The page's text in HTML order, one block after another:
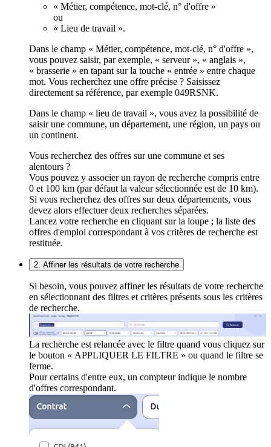
« Métier, compétence, mot-clé, n° d'offre »
ou
« Lieu de travail ».
Dans le champ « Métier, compétence, mot-clé, n° d'offre »,
vous pouvez saisir, par exemple, « serveur », « anglais »,
« brasserie » en tapant sur la touche « entrée » entre chaque
mot. Vous recherchez une offre précise ? Saisissez
directement sa référence, par exemple 049RSNK.
Dans le champ « lieu de travail », vous avez la possibilité de
saisir une commune, un département, une région, un pays ou
un continent.
Vous recherchez des offres sur une commune et ses
alentours ?
Vous pouvez y associer un rayon de recherche compris entre
0 et 100 km (par défaut la valeur sélectionnée est de 10 km).
Si vous recherchez des offres sur deux départements, vous
devez alors effectuer deux recherches séparées.
Lancez votre recherche en cliquant sur la loupe ; la liste des
offres d'emploi correspondant à vos critères de recherche est
restituée.
2. Affiner les résultats de votre recherche
Si besoin, vous pouvez affiner les résultats de votre recherche
en sélectionnant des filtres et critères présents sous les critères
de recherche.
La recherche est relancée avec le filtre quand vous cliquez sur
le bouton « APPLIQUER LE FILTRE » ou quand le filtre se
ferme.
Pour certains d'entre eux, un compteur indique le nombre
d'offres correspondant.